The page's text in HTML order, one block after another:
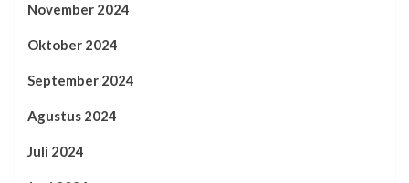
November 2024
Oktober 2024
September 2024
Agustus 2024
Juli 2024